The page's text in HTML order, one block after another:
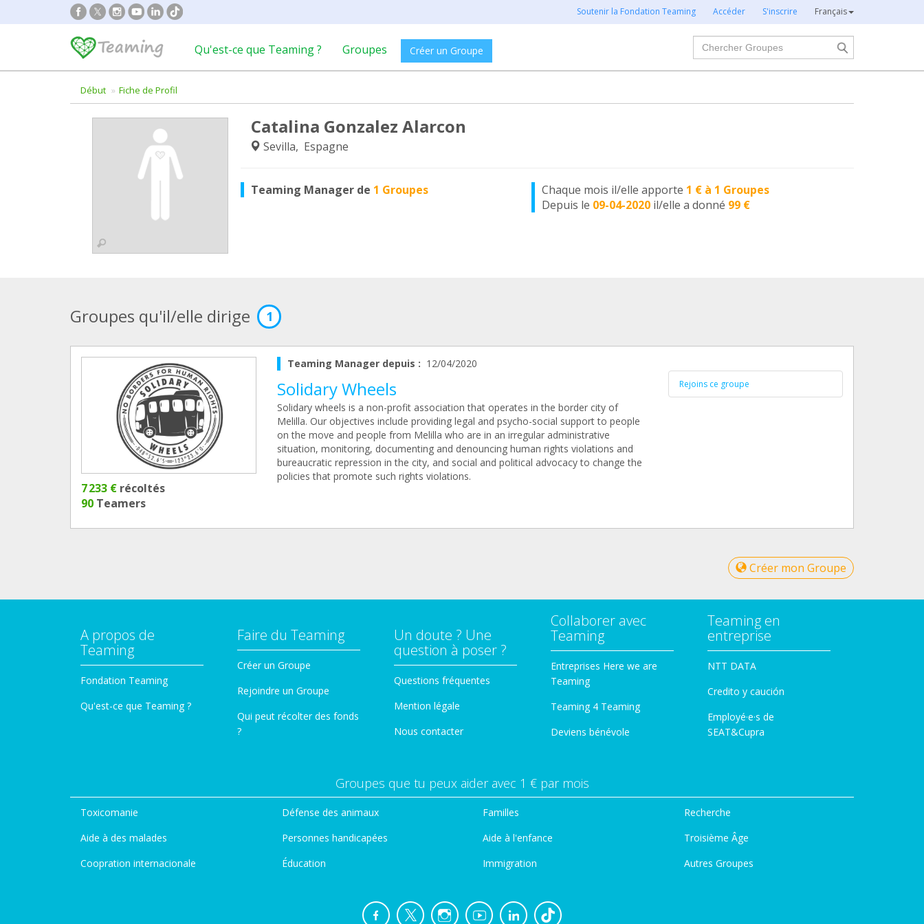
Soutenir la Fondation Teaming Accéder S'inscrire Français
Qu'est-ce que Teaming ? Groupes Créer un Groupe
Chercher
Début Fiche de Profil
Catalina Gonzalez Alarcon
Sevilla, Espagne
Teaming Manager de 1 Groupes Chaque mois il/elle apporte 1 € à 1 Groupes
Depuis le 09-04-2020 il/elle a donné 99 €
Groupes qu'il/elle dirige 1
7 233 € récoltés
90 Teamers
Teaming Manager depuis : 12/04/2020
Solidary Wheels
Solidary wheels is a non-profit association that operates in the border city of
Melilla. Our objectives include providing legal and psycho-social support to people
on the move and people from Melilla who are in an irregular administrative
situation, monitoring, documenting and denouncing human rights violations and
bureaucratic repression in the city, and social and political advocacy to change the
policies that promote such rights violations.
Rejoins ce groupe
Créer mon Groupe
A propos de
Teaming
Fondation Teaming
Qu'est-ce que Teaming ?
Faire du Teaming
Créer un Groupe
Rejoindre un Groupe
Qui peut récolter des fonds
?
Un doute ? Une
question à poser ?
Questions fréquentes
Mention légale
Nous contacter
Collaborer avec
Teaming
Entreprises Here we are
Teaming
Teaming 4 Teaming
Deviens bénévole
Teaming en
entreprise
NTT DATA
Credito y caución
Employé·e·s de
SEAT&Cupra
Groupes que tu peux aider avec 1 € par mois
Toxicomanie
Aide à des malades
Coopration internacionale
Défense des animaux
Personnes handicapées
Éducation
Familles
Aide à l'enfance
Immigration
Recherche
Troisième Âge
Autres Groupes